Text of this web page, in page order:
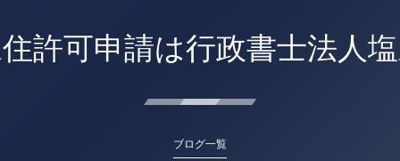
許可申請は行政書士法人
ブログ一覧